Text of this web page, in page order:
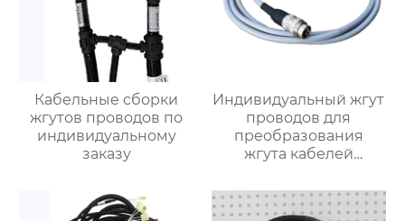
Кабельные сборки
жгутов проводов по
индивидуальному
заказу
Индивидуальный жгут
проводов для
преобразования
жгута кабелей